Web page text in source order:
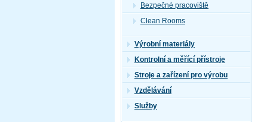
Bezpečné pracoviště
Clean Rooms
Výrobní materiály
Kontrolní a měřící přístroje
Stroje a zařízení pro výrobu
Vzdělávání
Služby